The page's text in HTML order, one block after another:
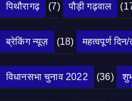
पिथौरागढ़ (7) पौड़ी गढ़वाल
ब्रेकिंग न्यूज़ (18) महत्वपूर्ण दिन/
विधानसभा चुनाव 2022 (36)